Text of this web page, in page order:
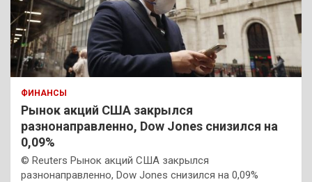
ФИНАНСЫ
Рынок акций США закрылся
разнонаправленно, Dow Jones снизился на
0,09%
© Reuters Рынок акций США закрылся
разнонаправленно, Dow Jones снизился на 0,09%